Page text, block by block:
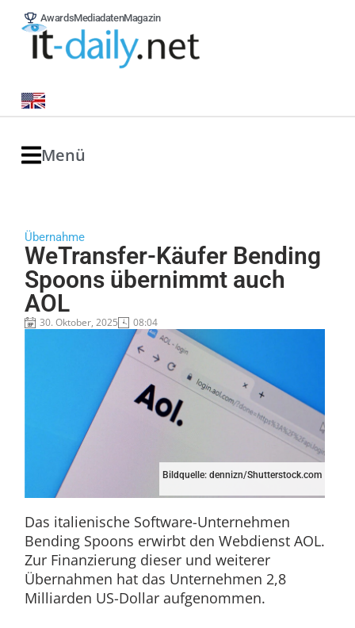
AwardsMediadatenMagazin
Menü
Übernahme
WeTransfer-Käufer Bending
Spoons übernimmt auch
AOL
30. Oktober, 2025 08:04
Bildquelle: dennizn/Shutterstock.com
Das italienische Software-Unternehmen
Bending Spoons erwirbt den Webdienst AOL.
Zur Finanzierung dieser und weiterer
Übernahmen hat das Unternehmen 2,8
Milliarden US-Dollar aufgenommen.